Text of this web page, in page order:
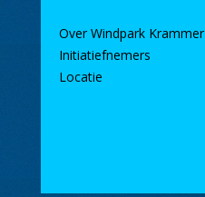
Over Windpark Krammer
Initiatiefnemers
Locatie